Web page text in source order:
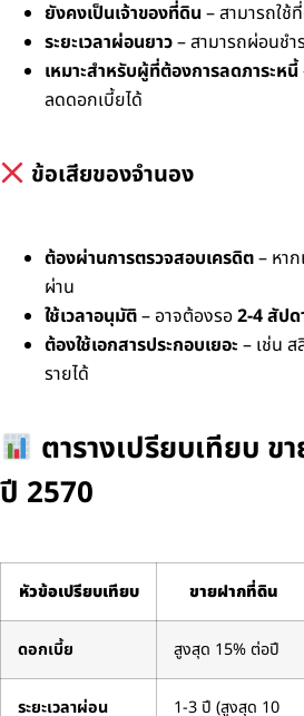
ยังคงเป็นเจ้าของที่ดิน – สามารถใช้
ระยะเวลาผ่อนยาว– สามารถผ่อนชำ
เหมาะสำหรับผู้ที่ต้องการลดภาระหนี้
ลดดอกเบี้ยได้
ข้อเสียของจำนอง
ต้องผ่านการตรวจสอบเครดิต– หา
ผ่าน
ใช้เวลาอนุมัติ– อาจต้องรอ2-4 สัปด
ต้องใช้เอกสารประกอบเยอะ – เช่น
รายได้
ตารางเปรียบเทียบ ข
ปี 2570
หัวข้อเปรียบเทียบ ขายฝากที่ดิน
ดอกเบี้ย สูงสุด 15% ต่อปี
ระยะเวลาผ่อน 1-3 ปี (สูงสุด 10